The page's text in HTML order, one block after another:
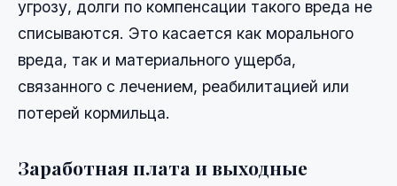
угрозу, долги по компенсации такого вреда не
списываются. Это касается как морального
вреда, так и материального ущерба,
связанного с лечением, реабилитацией или
потерей кормильца.
Заработная плата и выходные